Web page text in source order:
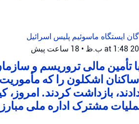
ایستگاه ماسوئیم پلیس اسرائیل
• 18 ساعت پیش
با تأمین مالی تروریسم و
اشکلون را که
بازداشت کردند.
مشترک اداره ملی